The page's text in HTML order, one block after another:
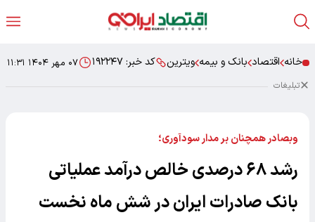
خانه اقتصاد بانک و بیمه ویترین کد خبر: ۱۹۲۲۴۷ ۰۷ مهر ۱۴۰۴ ۱۱:۳۱
تبلیغات
وبصادر همچنان بر مدار سودآوری؛
رشد ۶۸ درصدی خالص درآمد عملیاتی
بانک صادرات ایران در شش ماه نخست